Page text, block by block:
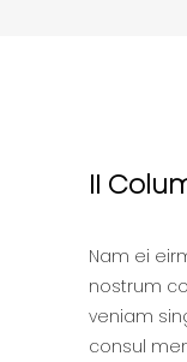
II
Nam ei
nostrum
veniam
consul